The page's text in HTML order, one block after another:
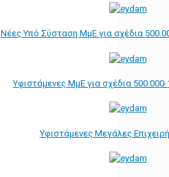
Νέες Υπό Σύσταση ΜμΕ για σχέδια
Υφιστάμενες ΜμΕ για σχέδια
Υφιστάμενες Μεγάλες